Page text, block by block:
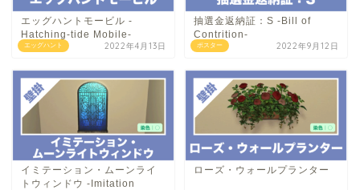
エッグハント
エッグハントモービル -
Hatching-tide Mobile-
2022年4月13日 ポスター
抽選金返納証：S -Bill of
Contrition-
2022年9月12日
イミテーション・ムーンライ
トウィンドウ -Imitation
ローズ・ウォールプランター